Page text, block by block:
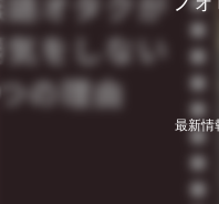
最新情